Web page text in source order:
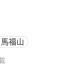
福山